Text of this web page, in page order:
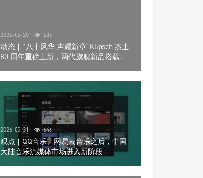
2026-05-20 685
动态｜”八十风华 声耀新章“Klipsch 杰士
80 周年重磅上新，两代旗舰新品搭载硬
2026-05-31 646
观点｜QQ音乐、网易云音乐之后，中国
大陆音乐流媒体市场进入新阶段